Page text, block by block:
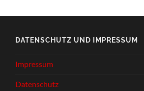
DATENSCHUTZ UND IMPRESSUM
Impressum
Datenschutz